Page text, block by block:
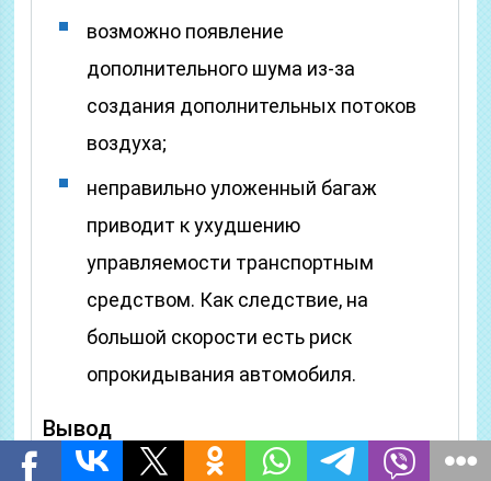
возможно появление
дополнительного шума из-за
создания дополнительных потоков
воздуха;
неправильно уложенный багаж
приводит к ухудшению
управляемости транспортным
средством. Как следствие, на
большой скорости есть риск
опрокидывания автомобиля.
Вывод
Пользу рейлингов сложно переоценить.